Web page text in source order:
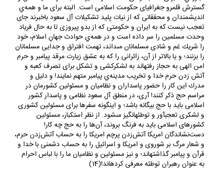
گسترش قلمرو جغرافياى حكومت اسلامى است. البته براى ما و همه‌ي
انديشمندان و محققانى كه از نيات پليد تشكيلات آل سعود باخبرند جاى
تعجب نيست كه به ايران و حكومتى كه از بدو پيروزى تا به حال فرياد
وحدت مسلمين را سر داده است و در همه‌ي حوادث جهانِ اسلام، خود
را شريك غم و شادى مسلمانان مى‏داند، تهمت افتراق و جدايى مسلمانان
را بزنند؛ و يا بالاتر از آن، زائرانى را كه به عشق زيارت مرقد پيامبر و حرم
امن الهى به حجاز رفته‏اند به لشكركشى و تشكل براى تصرف كعبه و
آتش زدن حرم خدا و تخريب مدينه‌ي پيامبر متهم نمايند! و دليل و
مدرك اين كار را حضور پاسداران و نظاميان و مسئولين كشورمان در
مراسم حج ذكر كنند! آرى، در منطق آل سعود نظامى و پاسدار كشور
اسلامى بايد با حج بيگانه باشد؛ و اينگونه سفرها براى مسئولين كشورى
و لشكرى تعجب‏آور و توطئه‏انگيز مى‏شود. از نظر استكبار، مسئولين
كشورهاى اسلامى بايد به فرنگ بروند، آن‌ها را به حج چه كار!
دست‌نشاندگان امريكا آتش‌زدن پرچم امريكا را به حساب آتش‌زدن حرم،
و شعار مرگ بر شوروى و امريكا و اسرائيل را به حساب دشمنى با خدا و
قرآن و پيامبر گذاشته‏اند؛ و نيز مسئولين و نظاميان ما را با لباس احرام
به عنوان رهبران توطئه معرفى كرده‏اند!(14)